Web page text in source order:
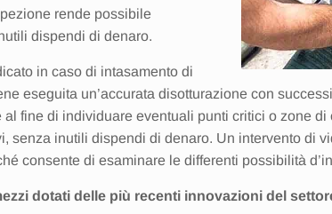
rende possibile
dispendi di denaro.
in caso di intasamento di
eseguita un’accurata disotturazione con
fine di individuare eventuali punti critici o zone di
senza inutili dispendi di denaro. Un intervento di
consente di esaminare le differenti possibilità
dotati delle più recenti innovazioni del